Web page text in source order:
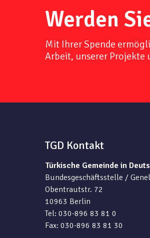
Werden
Mit Ihrer Spende
Arbeit, unserer Projekte
TGD Kontakt
Türkische Gemeinde in
Bundesgeschäftsstelle /
Obentrautstr. 72
10963 Berlin
Tel: 030-896 83 81 0
Fax: 030-896 83 81 30